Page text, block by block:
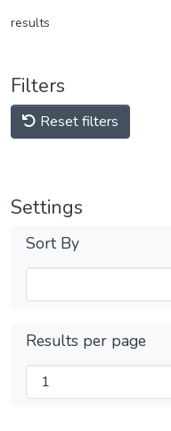
results
Filters
Reset filters
Settings
Sort By
Results per page